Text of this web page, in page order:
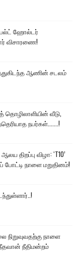
ஹோல்டர்
விசாரணை!
ஆணின் சடலம்
தொழிலாளியின் வீடு,
நபர்கள்.......!
திறப்பு விழா: ‘T10’
போட்டி நாளை மறுதினம்!
நிறுவுவதற்கு நாளை
நீதிமன்றம்